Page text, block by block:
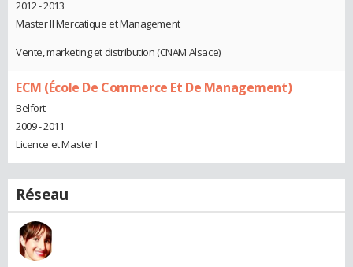
2012 - 2013
Master II Mercatique et Management
Vente, marketing et distribution (CNAM Alsace)
ECM (École De Commerce Et De Management)
Belfort
2009 - 2011
Licence et Master I
Réseau